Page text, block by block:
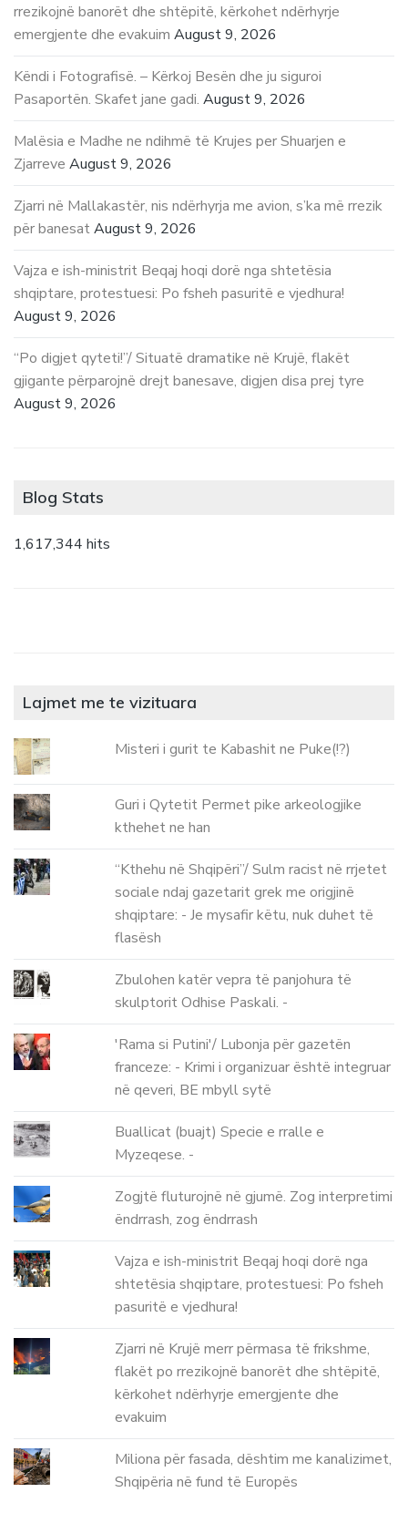
rrezikojnë banorët dhe shtëpitë, kërkohet ndërhyrje
emergjente dhe evakuim August 9, 2026
Këndi i Fotografisë. – Kërkoj Besën dhe ju siguroi
Pasaportën. Skafet jane gadi. August 9, 2026
Malësia e Madhe ne ndihmë të Krujes per Shuarjen e
Zjarreve August 9, 2026
Zjarri në Mallakastër, nis ndërhyrja me avion, s’ka më rrezik
për banesatAugust 9, 2026
Vajza e ish-ministrit Beqaj hoqi dorë nga shtetësia
shqiptare, protestuesi: Po fsheh pasuritë e vjedhura!
August 9, 2026
“Po digjet qyteti!”/ Situatë dramatike në Krujë, flakët
gjigante përparojnë drejt banesave, digjen disa prej tyre
August 9, 2026
Blog Stats
1,617,344 hits
Lajmet me te vizituara
Misteri i gurit te Kabashit ne Puke(!?)
Guri i Qytetit Permet pike arkeologjike
kthehet ne han
“Kthehu në Shqipëri”/ Sulm racist në rrjetet
sociale ndaj gazetarit grek me origjinë
shqiptare: - Je mysafir këtu, nuk duhet të
flasësh
Zbulohen katër vepra të panjohura të
skulptorit Odhise Paskali. -
'Rama si Putini'/ Lubonja për gazetën
franceze: - Krimi i organizuar është integruar
në qeveri, BE mbyll sytë
Buallicat (buajt) Specie e rralle e
Myzeqese. -
Zogjtë fluturojnë në gjumë. Zog interpretimi
ëndrrash, zog ëndrrash
Vajza e ish-ministrit Beqaj hoqi dorë nga
shtetësia shqiptare, protestuesi: Po fsheh
pasuritë e vjedhura!
Zjarri në Krujë merr përmasa të frikshme,
flakët po rrezikojnë banorët dhe shtëpitë,
kërkohet ndërhyrje emergjente dhe
evakuim
Miliona për fasada, dështim me kanalizimet,
Shqipëria në fund të Europës